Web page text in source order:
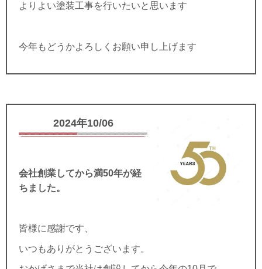
よりよい塗装工事を行いたいと思います
今年もどうかよろしくお願い申し上げます
2024年10/06
会社創業してから満50年が経
ちました。
皆様に感謝です、
いつもありがとうございます。